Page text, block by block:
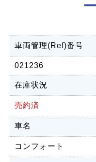
車両管理(Ref)番号
021236
在庫状況
売約済
車名
コンフォート